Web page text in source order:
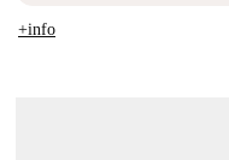
+info